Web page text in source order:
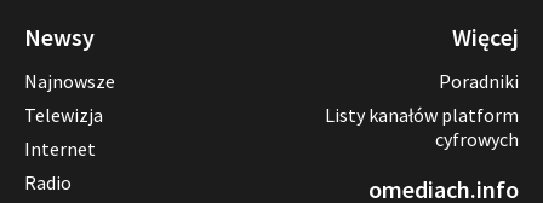
Newsy
Najnowsze
Telewizja
Internet
Radio
Więcej
Poradniki
Listy kanałów platform
cyfrowych
omediach.info